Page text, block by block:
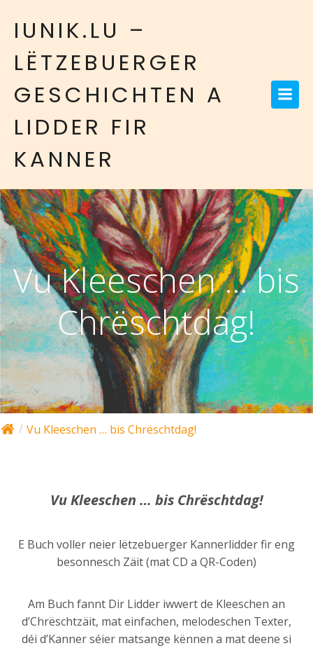
IUNIK.LU –
LËTZEBUERGER
GESCHICHTEN A
LIDDER FIR
KANNER
Vu Kleeschen … bis
Chrëschtdag!
Vu Kleeschen … bis Chrëschtdag!
Vu Kleeschen … bis Chrëschtdag!
E Buch voller neier lëtzebuerger Kannerlidder fir eng
besonnesch Zäit (mat CD a QR-Coden)
Am Buch fannt Dir Lidder iwwert de Kleeschen an
d’Chrëschtzäit, mat einfachen, melodeschen Texter,
déi d’Kanner séier matsange kënnen a mat deene si